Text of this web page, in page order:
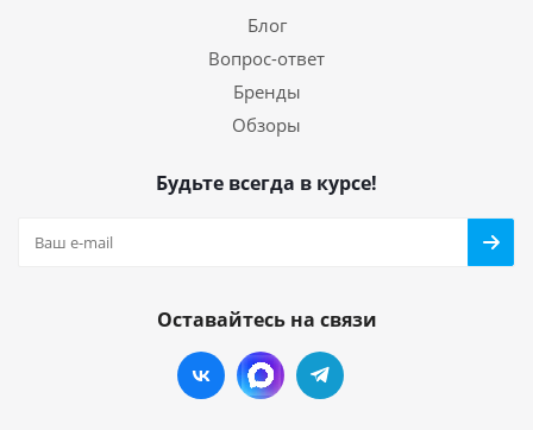
Блог
Вопрос-ответ
Бренды
Обзоры
Будьте всегда в курсе!
Оставайтесь на связи